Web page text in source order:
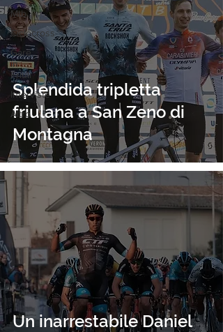
Mtb
Ciclocross
Gare
in
Friuli
Interviste
Altro
Splendida tripletta
friulana a San Zeno di
Montagna
Un inarrestabile Daniel